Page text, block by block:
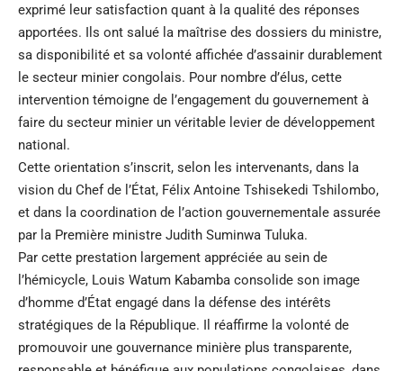
exprimé leur satisfaction quant à la qualité des réponses
apportées. Ils ont salué la maîtrise des dossiers du ministre,
sa disponibilité et sa volonté affichée d’assainir durablement
le secteur minier congolais. Pour nombre d’élus, cette
intervention témoigne de l’engagement du gouvernement à
faire du secteur minier un véritable levier de développement
national.
Cette orientation s’inscrit, selon les intervenants, dans la
vision du Chef de l’État, Félix Antoine Tshisekedi Tshilombo,
et dans la coordination de l’action gouvernementale assurée
par la Première ministre Judith Suminwa Tuluka.
Par cette prestation largement appréciée au sein de
l’hémicycle, Louis Watum Kabamba consolide son image
d’homme d’État engagé dans la défense des intérêts
stratégiques de la République. Il réaffirme la volonté de
promouvoir une gouvernance minière plus transparente,